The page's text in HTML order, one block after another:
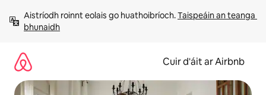
chuig
ábhar
Aistríodh roinnt eolais go huathoibríoch. Taispeáin an teanga
bhunaidh
Cuir d'áit ar Airbnb